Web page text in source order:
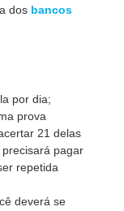
dos bancos
por dia;
prova
21 delas
pagar
repetida
deverá se